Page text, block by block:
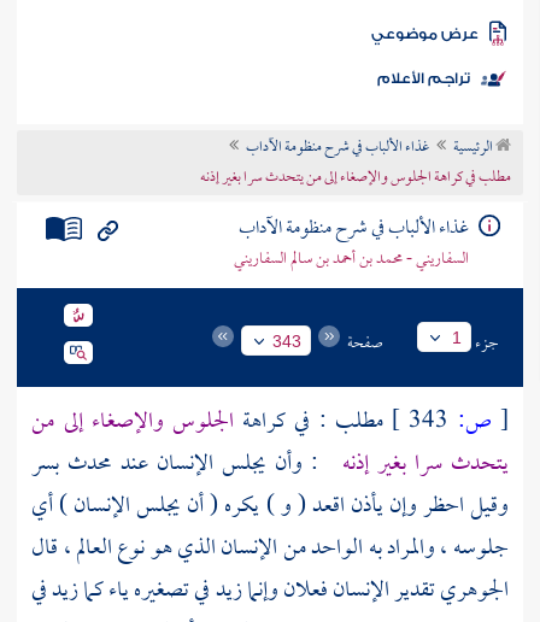
الكتب
موضوعي
تراجم الأعلام
الرئيسية
غذاء الألباب في شرح منظومة الآداب
مطلب في كراهة الجلوس والإصغاء إلى من يتحدث سرا بغير إذنه
غذاء الألباب في شرح منظومة الآداب
السفاريني - محمد بن أحمد بن سالم السفاريني
جزء 1 صفحة 343
[ ص: مطلب : في كراهة الجلوس والإصغاء إلى من
يتحدث سرا بغير إذنه : وأن يجلس الإنسان عند محدث بسر
وقيل احظر وإن يأذن اقعد ( و ) يكره ( أن يجلس الإنسان ) أي
جلوسه ، والمراد به الواحد من الإنسان الذي هو نوع العالم ، قال
الجوهريتقدير الإنسان فعلان وإنما زيد في تصغيره ياء كما زيد في